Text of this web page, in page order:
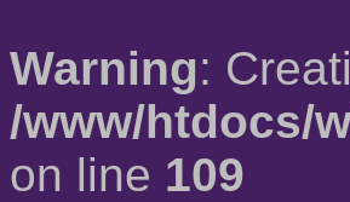
Warning:
/www/htdocs/
on line 109